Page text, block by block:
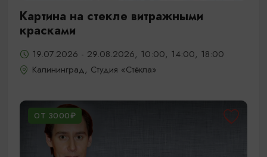
Картина на стекле витражными
красками
19.07.2026 - 29.08.2026, 10:00, 14:00, 18:00
Калининград, Студия «Стёкла»
ОТ 3000₽